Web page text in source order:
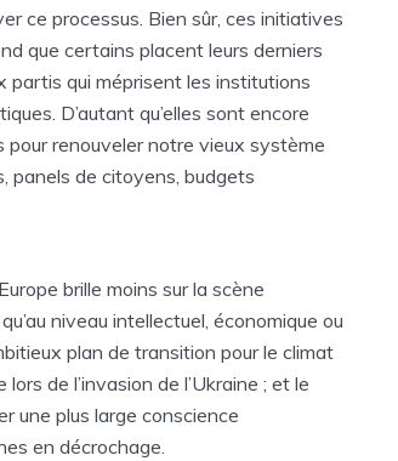
ce processus. Bien sûr, ces initiatives
que certains placent leurs derniers
partis qui méprisent les institutions
D’autant qu’elles sont encore
renouveler notre vieux système
panels de citoyens, budgets
brille moins sur la scène
niveau intellectuel, économique ou
plan de transition pour le climat
de l’invasion de l’Ukraine ; et le
une plus large conscience
en décrochage.